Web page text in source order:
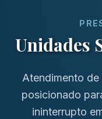
Unidades
Atendimento
posicionado
ininterrupto